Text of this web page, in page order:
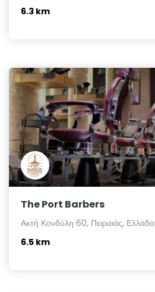
6.3 km
The Port Barbers
Ακτή Κονδύλη 60, Πειραιάς, Ελλάδα
6.5 km